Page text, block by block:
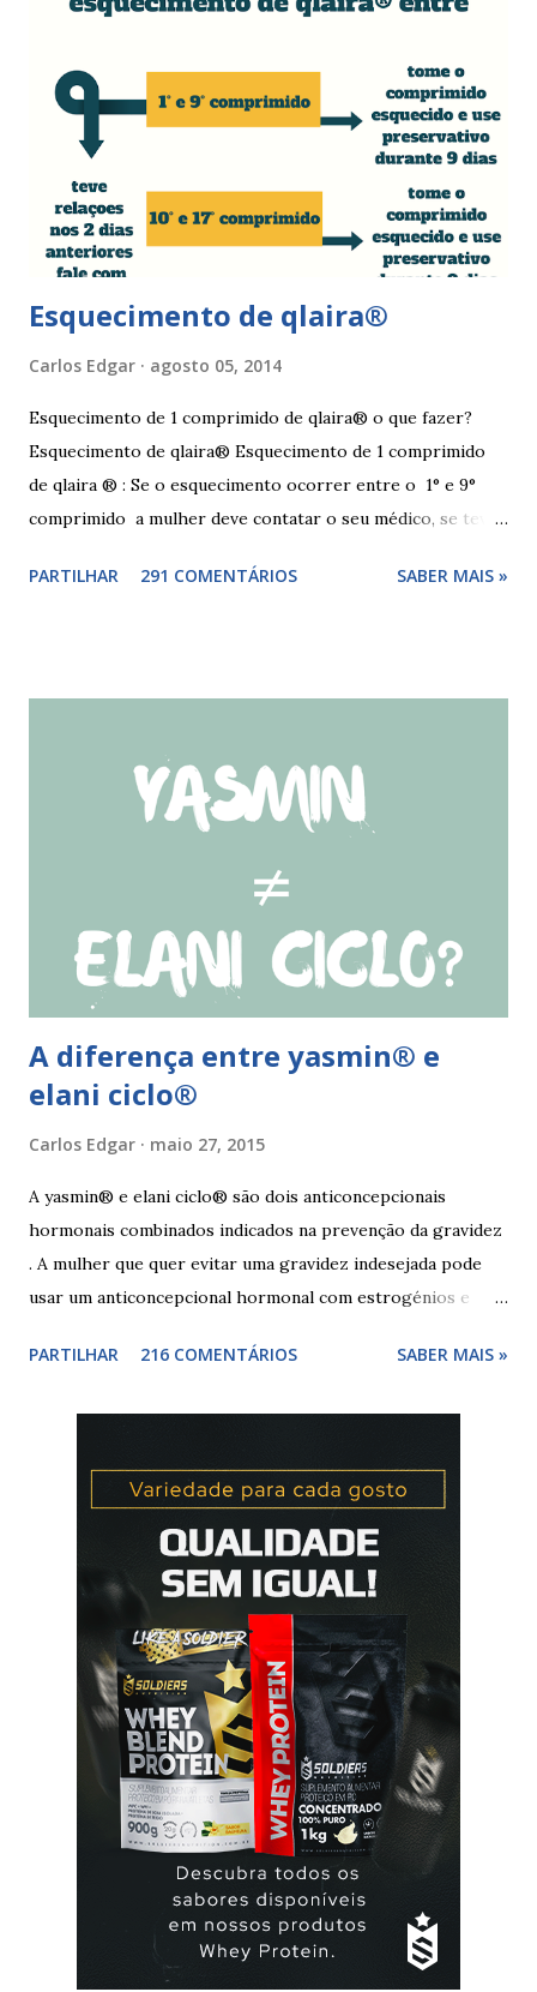
de roupa sintética, entre outras. Como tratar as fissuras
sexuais durante 4 dias, aplicar pomada pastosa de vitamina
A e óxido de zinco, fazer a higiene intima duas vezes ao dia
com sabonete de pH neutro e quando retomar as relações
sexuais deverá garantir que a ferida está cicatrizada e que
está lubrificada, se necessário usar um lubrific...
Esquecimento de qlaira®
Carlos Edgar agosto 05, 2014
Esquecimento de 1 comprimido de qlaira® o que fazer?
Esquecimento de qlaira® Esquecimento de 1 comprimido
de qlaira ® : Se o esquecimento ocorrer entre o 1° e 9°
comprimido a mulher deve contatar o seu médico, se teve
comprimido(s) esquecidos, continuar a tomar os restantes
Se o esquecimento ocorrer entre o 18° e o 24°
comprimido a mulher deve iniciar nova cartela ou carteira
esquecimento ocorrer entre o 25° e o 26° comprimido a
tomando os restantes. Se...
PARTILHAR 291 COMENTÁRIOS SABER MAIS »
A diferença entre yasmin® e
elani ciclo®
Carlos Edgar maio 27, 2015
A yasmin® e elani ciclo® são dois anticoncepcionais
hormonais combinados indicados na prevenção da gravidez
. A mulher que quer evitar uma gravidez indesejada pode
usar um anticoncepcional hormonal com estrogénios e
para não correr riscos. Os anticoncepcionais yasmin® e
mulher deve tomar um comprimido por dia, seguindo
a ordem da cartela ou blister. No final da cartela ou blister
deve fazer uma pausa de 7 dias, para menstruar. A mulher
que usa a elani ciclo® pode ter que tomar seguida, deve
seguir a recomendação de seu médico. A yasmin® e elani
ciclo® são iguais? Sim são, ambas as pílulas têm a
mesma composição hormonal, apesar da yasmin ® ter
menos comprimidos, 21 comprimidos por carte...
PARTILHAR 216 COMENTÁRIOS SABER MAIS »